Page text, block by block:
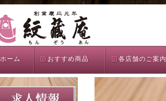
ホーム おすすめ商品 各店舗のご案内